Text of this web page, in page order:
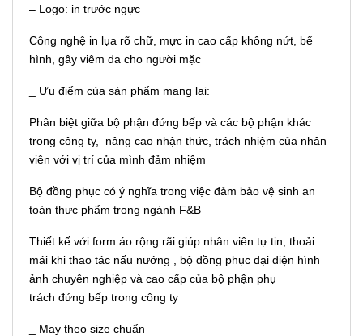
– Logo: in trước ngực
Công nghệ in lụa rõ chữ, mực in cao cấp không nứt, bể
hình, gây viêm da cho người mặc
_ Ưu điểm của sản phẩm mang lại:
Phân biệt giữa bộ phận đứng bếp và các bộ phận khác
trong công ty, nâng cao nhận thức, trách nhiệm của nhân
viên với vị trí của mình đảm nhiệm
Bộ đồng phục có ý nghĩa trong việc đảm bảo vệ sinh an
toàn thực phẩm trong ngành F&B
Thiết kế với form áo rộng rãi giúp nhân viên tự tin, thoải
mái khi thao tác nấu nướng , bộ đồng phục đại diện hình
ảnh chuyên nghiệp và cao cấp của bộ phận phụ
trách đứng bếp trong công ty
_ May theo size chuẩn